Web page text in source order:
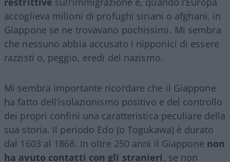
accoglieva milioni di profughi siriani o afghani, in
Giappone se ne trovavano pochissimi. Mi sembra
che nessuno abbia accusato i nipponici di essere
razzisti o, peggio, eredi del nazismo.
Mi sembra importante ricordare che il Giappone
ha fatto dell’isolazionismo positivo e del controllo
dei propri confini una caratteristica peculiare della
sua storia. Il periodo Edo (o Togukawa) è durato
dal 1603 al 1868. In oltre 250 anni il Giappone non
ha avuto contatti con gli stranieri, se non